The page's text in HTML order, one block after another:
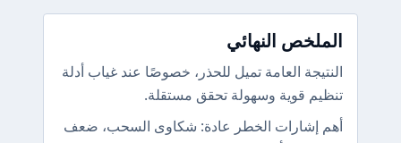
الملخص النهائي
النتيجة العامة تميل للحذر، خصوصًا عند غياب أدلة
تنظيم قوية وسهولة تحقق مستقلة.
أهم إشارات الخطر عادة: شكاوى السحب، ضعف